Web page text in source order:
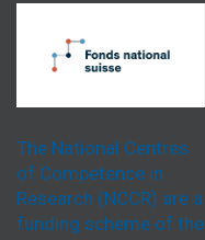
The National Centres
of Competence in
Research (NCCR) are a
funding scheme of the